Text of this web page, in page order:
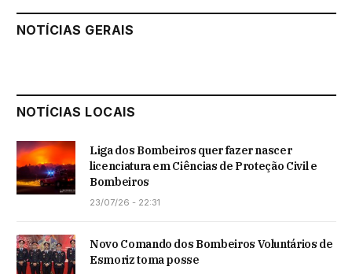
NOTÍCIAS GERAIS
NOTÍCIAS LOCAIS
Liga dos Bombeiros quer fazer nascer
licenciatura em Ciências de Proteção Civil e
Bombeiros
23/07/26 - 22:31
Novo Comando dos Bombeiros Voluntários de
Esmoriz toma posse